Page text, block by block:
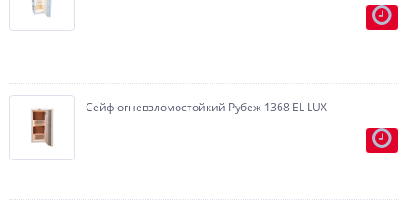
Сейф огневзломостойкий Рубеж 1368 EL LUX